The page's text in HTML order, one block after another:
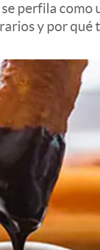
perfila
y por